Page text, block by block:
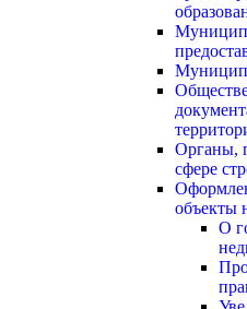
Органы,
сфере
объекты
О